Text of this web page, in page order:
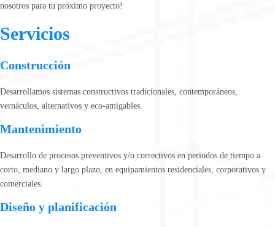
nosotros para tu próximo proyecto!
Servicios
Construcción
Desarrollamos sistemas constructivos tradicionales, contemporáneos,
vernáculos, alternativos y eco-amigables.
Mantenimiento
Desarrollo de procesos preventivos y/o correctivos en periodos de tiempo a
corto, mediano y largo plazo, en equipamientos residenciales, corporativos y
comerciales.
Diseño y planificación